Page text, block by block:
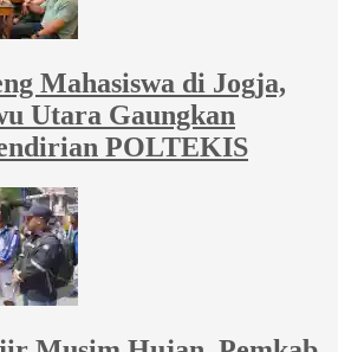
Mahasiswa di Jogja,
Utara Gaungkan
POLTEKIS